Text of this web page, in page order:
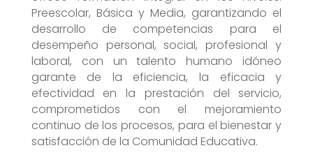
Preescolar, Básica y Media, garantizando el
desarrollo de competencias para el
desempeño personal, social, profesional y
laboral, con un talento humano idóneo
garante de la eficiencia, la eficacia y
efectividad en la prestación del servicio,
comprometidos con el mejoramiento
continuo de los procesos, para el bienestar y
satisfacción de la Comunidad Educativa.